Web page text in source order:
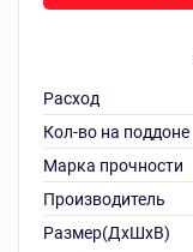
Расход
Кол-во на поддоне
Марка прочности
Производитель
Размер(ДхШхВ)